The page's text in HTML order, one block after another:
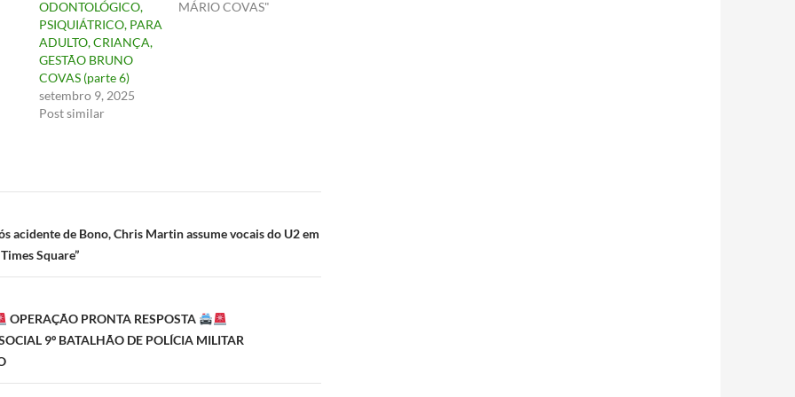
ODONTOLÓGICO,
PSIQUIÁTRICO, PARA
ADULTO, CRIANÇA,
GESTÃO BRUNO
COVAS (parte 6)
setembro 9, 2025
Post similar
MÁRIO COVAS"
acidente de Bono, Chris Martin assume vocais do U2 em
Square”
OPERAÇÃO PRONTA RESPOSTA
9º BATALHÃO DE POLÍCIA MILITAR